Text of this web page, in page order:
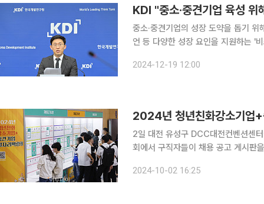
KDI "중소·중견기업 육성 위
중소·중견기업의 성장 도약을 돕기
언 등 다양한 성장 요인을 지원하는 '
2024-12-19 12:00
2024년 청년친화강소기업
2일 대전 유성구 DCC대전컨벤션센
회에서 구직자들이 채용 공고 게시판
량을 인정받는 유망 중견기업과 임금·
2024-10-02 16:25